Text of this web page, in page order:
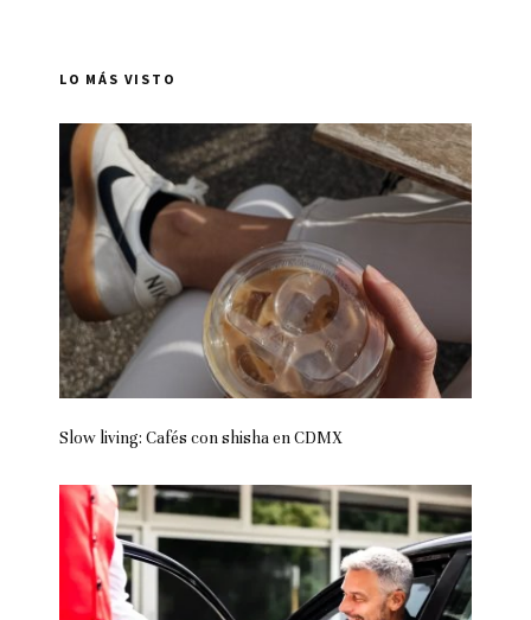
LO MÁS VISTO
Slow living: Cafés con shisha en CDMX